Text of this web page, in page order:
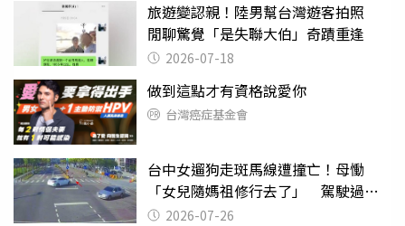
旅遊變認親！陸男幫台灣遊客拍照
閒聊驚覺「是失聯大伯」奇蹟重逢
2026-07-18
做到這點才有資格說愛你
台灣癌症基金會
台中女遛狗走斑馬線遭撞亡！母慟
「女兒隨媽祖修行去了」 駕駛過失
致死判9月
2026-07-26